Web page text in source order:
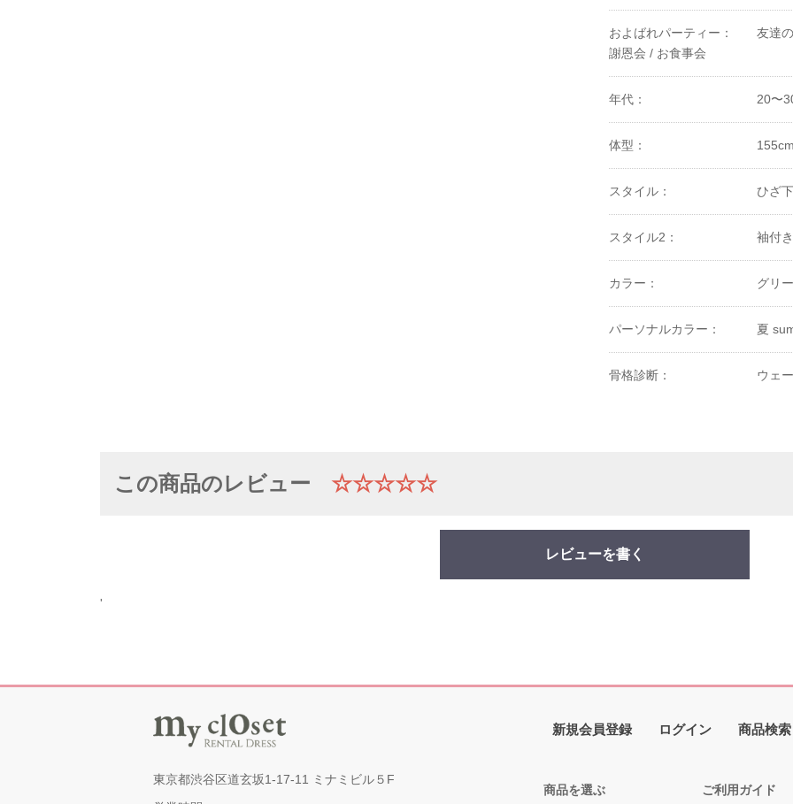
およばれパーティー：
友達
謝恩会 / お食事会
年代： 20〜
体型：
スタイル： ひざ
スタイル2： 袖付き
カラー： グリ
パーソナルカラー： 夏
骨格診断： ウェ
この商品のレビュー ☆☆☆☆☆
レビューを書く
'
東京都渋谷区道玄坂1-17-11 ミナミビル５F
新規会員登録 ログイン 商品検索
商品を選ぶ ご利用ガイド